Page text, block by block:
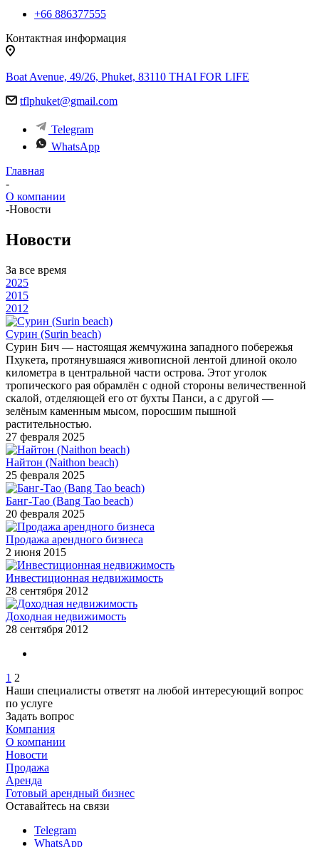
+66 886377555
Контактная информация
Boat Avenue, 49/26, Phuket, 83110 THAI FOR LIFE
tflphuket@gmail.com
Telegram
WhatsApp
Главная
-
О компании
-Новости
Новости
За все время
2025
2015
2012
Сурин (Surin beach)
Сурин Бич — настоящая жемчужина западного побережья
Пхукета, протянувшаяся живописной лентой длиной около
километра в центральной части острова. Этот уголок
тропического рая обрамлён с одной стороны величественной
скалой, отделяющей его от бухты Панси, а с другой —
зелёным каменным мысом, поросшим пышной
растительностью.
27 февраля 2025
Найтон (Naithon beach)
25 февраля 2025
Банг-Тао (Bang Tao beach)
20 февраля 2025
Продажа арендного бизнеса
2 июня 2015
Инвестиционная недвижимость
28 сентября 2012
Доходная недвижимость
28 сентября 2012
1 2
Наши специалисты ответят на любой интересующий вопрос
по услуге
Задать вопрос
Компания
О компании
Новости
Продажа
Аренда
Готовый арендный бизнес
Оставайтесь на связи
Telegram
WhatsApp